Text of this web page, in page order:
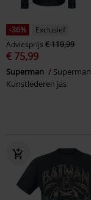
-36%
Exclusief
Adviesprijs € 119,99
€ 75,99
Superman
Superman
Kunstlederen jas